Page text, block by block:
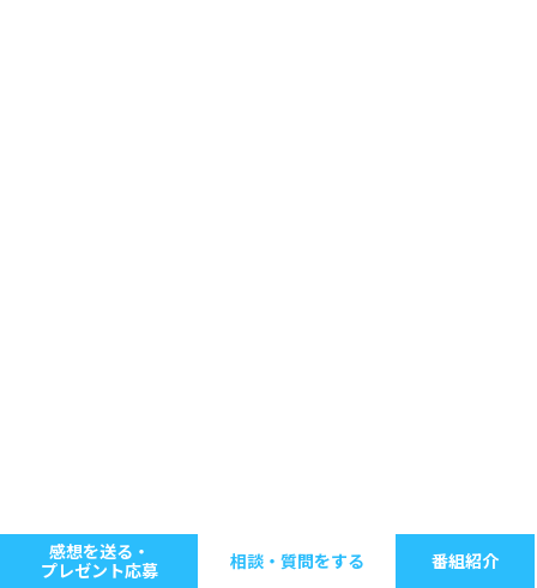
感想を送る・
プレゼント応募
相談・質問をする 番組紹介